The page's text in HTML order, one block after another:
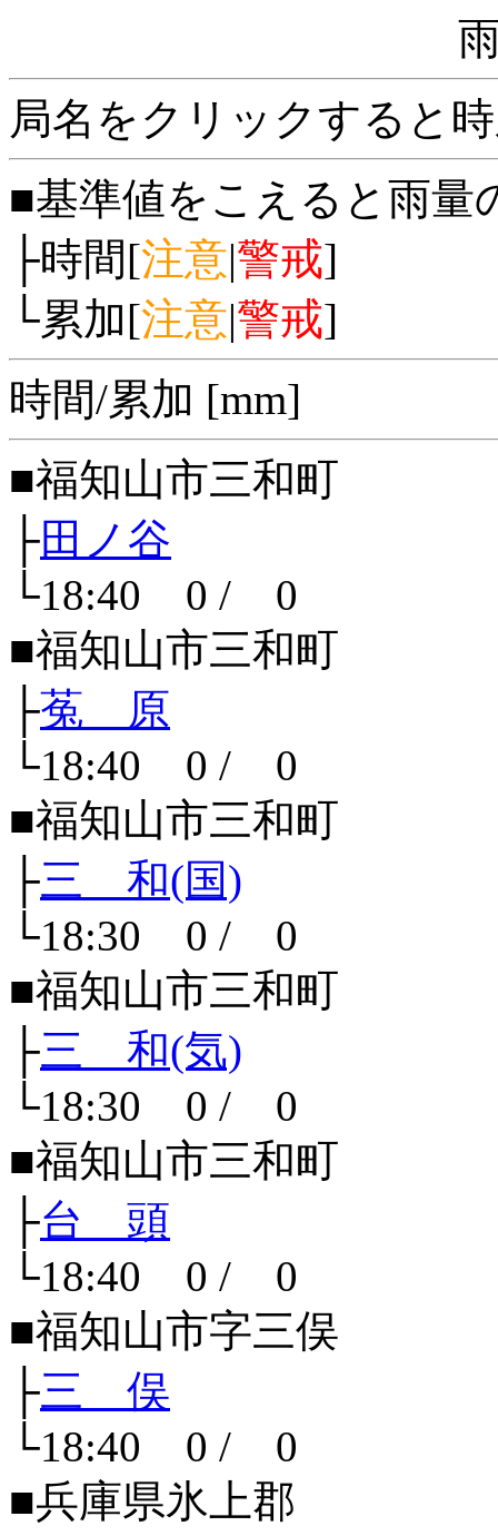
局名をクリックすると
■基準値をこえると雨量
├時間[注意|警戒]
└累加[注意|警戒]
時間/累加 [mm]
■福知山市三和町
├田ノ谷
└18:40 0 / 0
■福知山市三和町
├菟 原
└18:40 0 / 0
■福知山市三和町
├三 和(国)
└18:30 0 / 0
■福知山市三和町
├三 和(気)
└18:30 0 / 0
■福知山市三和町
├台 頭
└18:40 0 / 0
■福知山市字三俣
├三 俣
└18:40 0 / 0
■兵庫県氷上郡